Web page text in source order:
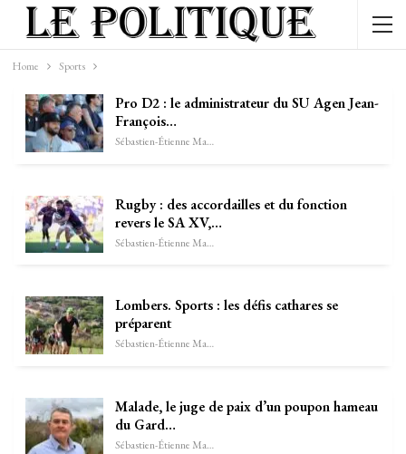
Home Sports
Pro D2 : le administrateur du SU Agen Jean-
François…
Sébastien-Étienne Marechal
Rugby : des accordailles et du fonction
revers le SA XV,…
Sébastien-Étienne Marechal
Lombers. Sports : les défis cathares se
préparent
Sébastien-Étienne Marechal
Malade, le juge de paix d’un poupon hameau
du Gard…
Sébastien-Étienne Marechal